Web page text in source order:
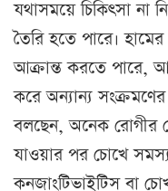
যথাসময়ে চিকিৎসা না
তৈরি হতে পারে।
আক্রান্ত করতে পারে,
করে অন্যান্য সংক্রমণের
বলছেন, অনেক রোগীর
যাওয়ার পর চোখে
কনজাংটিভাইটিস বা